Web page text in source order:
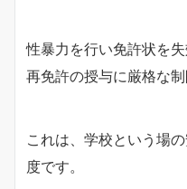
性暴力を行い免許状を失
再免許の授与に厳格な
これは、学校という場
度です。